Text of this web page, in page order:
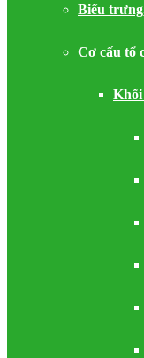
Biểu
Cơ cấu tổ
Khối